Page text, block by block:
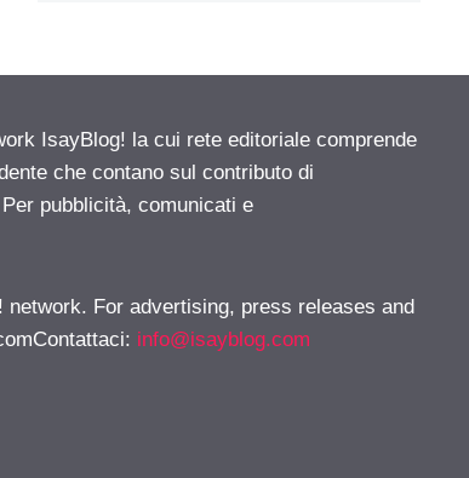
IsayBlog! la cui rete editoriale comprende
che contano sul contributo di
pubblicità, comunicati e
For advertising, press releases and
: info@isayblog.com